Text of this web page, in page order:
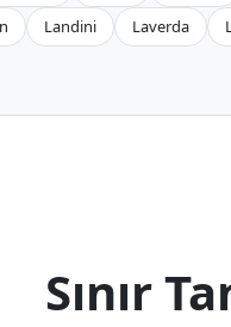
Landini Laverda
Sınır